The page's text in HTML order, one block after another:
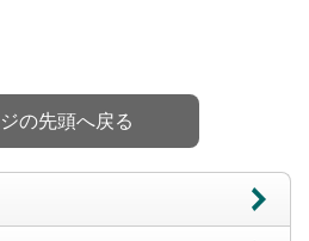
の先頭へ戻る